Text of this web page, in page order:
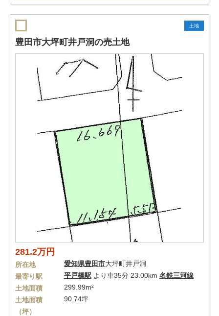
土地
豊田市大坪町井戸洞の売土地
281.2万円
所在地 愛知県豊田市大坪町井戸洞
最寄り駅
平戸橋駅 より車35分 23.00km 名鉄三河線
土地面積
299.99m²
土地面積
（坪）
90.74坪